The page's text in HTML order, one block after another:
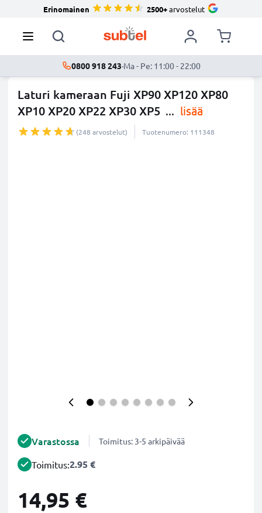
Erinomainen 2500+arvostelut
0800 918 243·Ma - Pe: 11:00 - 22:00
Laturi kameraan Fuji XP90 XP120 XP80
XP10 XP20 XP22 XP30 XP5 ... lisää
(248 arvostelut) Tuotenumero: 111348
Varastossa Toimitus: 3-5 arkipäivää
Toimitus:2.95 €
14,95 €